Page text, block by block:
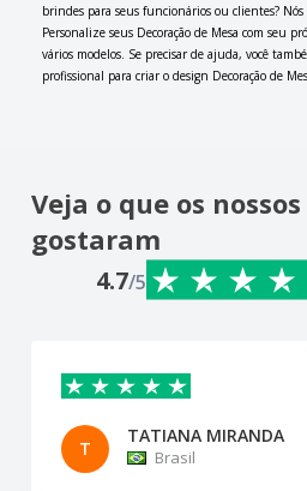
brindes para seus funcionários ou clientes?
Personalize seus Decoração de Mesa com seu
vários modelos. Se precisar de ajuda, você
profissional para criar o design Decoração de
Veja o que os
gostaram
4.7/5
T
TATIANA MIRANDA
Brasil